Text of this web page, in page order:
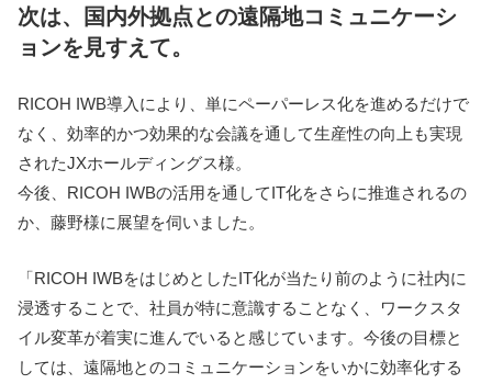
次は、国内外拠点との遠隔地コミュニケーシ
ョンを見すえて。
RICOH IWB導入により、単にペーパーレス化を進めるだけで
なく、効率的かつ効果的な会議を通して生産性の向上も実現
されたJXホールディングス様。
今後、RICOH IWBの活用を通してIT化をさらに推進されるの
か、藤野様に展望を伺いました。
「RICOH IWBをはじめとしたIT化が当たり前のように社内に
浸透することで、社員が特に意識することなく、ワークスタ
イル変革が着実に進んでいると感じています。今後の目標と
しては、遠隔地とのコミュニケーションをいかに効率化する